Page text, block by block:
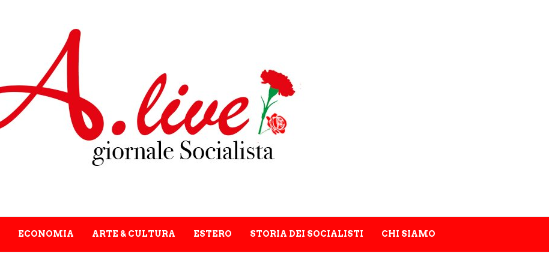
ECONOMIA ARTE & CULTURA ESTERO STORIA DEI SOCIALISTI CHI SIAMO